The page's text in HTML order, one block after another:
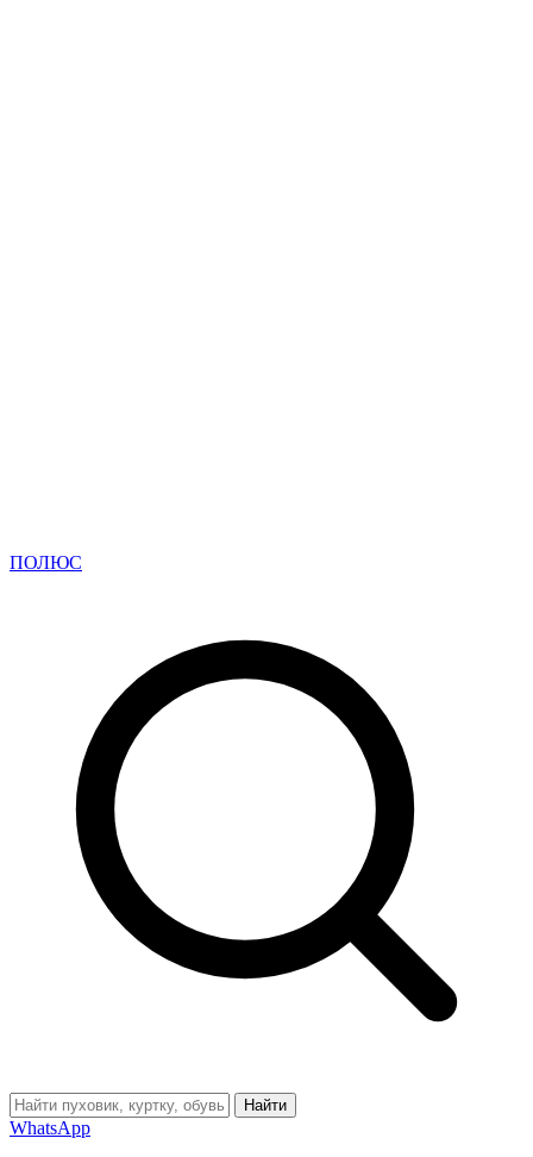
ПОЛЮС
Найти
WhatsApp